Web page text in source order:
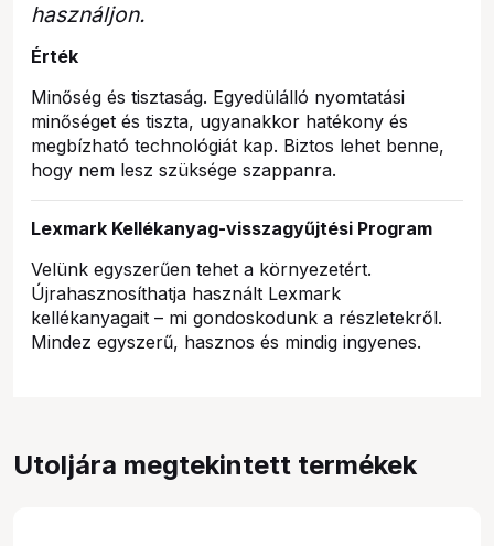
használjon.
Érték
Minőség és tisztaság. Egyedülálló nyomtatási
minőséget és tiszta, ugyanakkor hatékony és
megbízható technológiát kap. Biztos lehet benne,
hogy nem lesz szüksége szappanra.
Lexmark Kellékanyag-visszagyűjtési Program
Velünk egyszerűen tehet a környezetért.
Újrahasznosíthatja használt Lexmark
kellékanyagait – mi gondoskodunk a részletekről.
Mindez egyszerű, hasznos és mindig ingyenes.
Utoljára megtekintett termékek